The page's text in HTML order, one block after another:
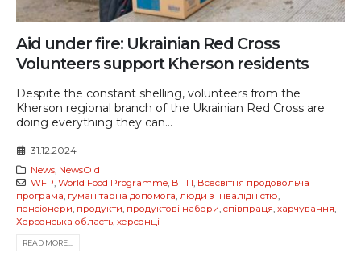
Aid under fire: Ukrainian Red Cross
Volunteers support Kherson residents
Despite the constant shelling, volunteers from the
Kherson regional branch of the Ukrainian Red Cross are
doing everything they can...
31.12.2024
News, NewsOld
WFP, World Food Programme, ВПП, Всесвітня продовольча
програма, гуманітарна допомога, люди з інвалідністю,
пенсіонери, продукти, продуктові набори, співпраця, харчування,
Херсонська область, херсонці
READ MORE...